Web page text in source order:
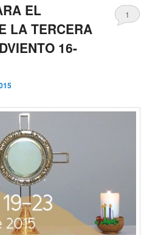
EL
LA TERCERA
16-
1